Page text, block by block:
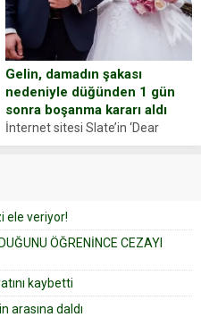
oluşan Demir, kâbus dolu anları
anlattı… Merkeze bağlı...
Gelin, damadın şakası
nedeniyle düğünden 1 gün
sonra boşanma kararı aldı
İnternet sitesi Slate’in ‘Dear
Prudence’ isimli tavsiye köşesine
yapıştırdığı için düğünden...
ele veriyor!
ÖĞRENİNCE CEZAYI
kaybetti
arasına daldı